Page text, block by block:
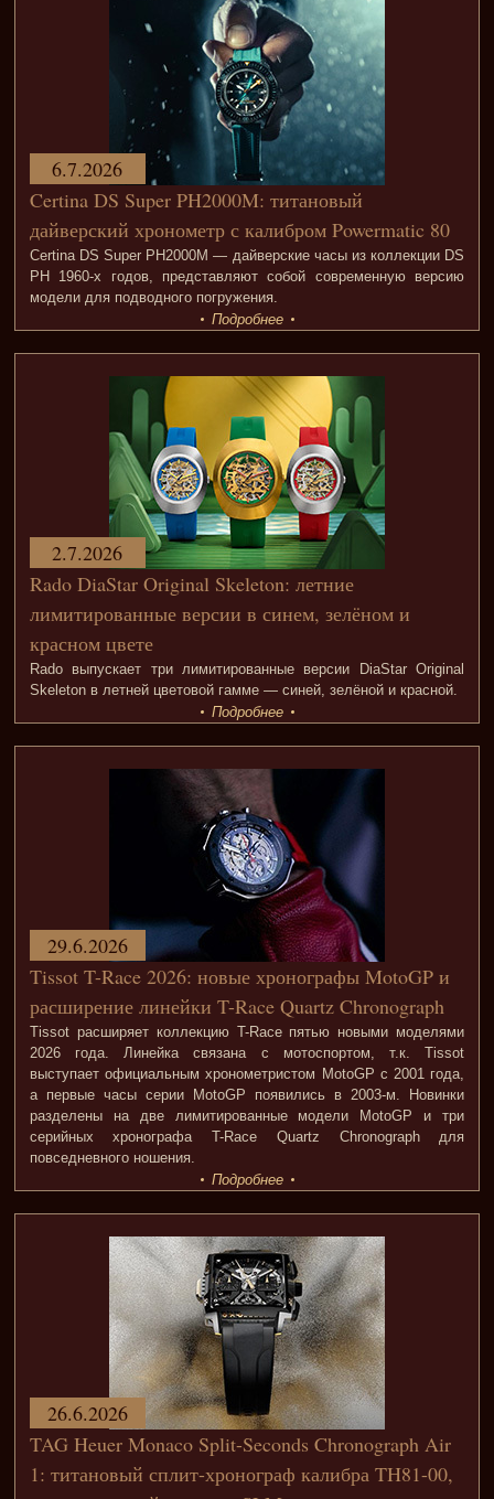
Certina DS Super PH2000M: титановый
дайверский хронометр с калибром Powermatic 80
Certina DS Super PH2000M — дайверские часы из коллекции DS
PH 1960-х годов, представляют собой современную версию
модели для подводного погружения.
6.7.2026
Подробнее
Rado DiaStar Original Skeleton: летние
лимитированные версии в синем, зелёном и
красном цвете
Rado выпускает три лимитированные версии DiaStar Original
Skeleton в летней цветовой гамме — синей, зелёной и красной.
2.7.2026
Подробнее
Tissot T-Race 2026: новые хронографы MotoGP и
расширение линейки T-Race Quartz Chronograph
Tissot расширяет коллекцию T-Race пятью новыми моделями
2026 года. Линейка связана с мотоспортом, т.к. Tissot
выступает официальным хронометристом MotoGP с 2001 года,
а первые часы серии MotoGP появились в 2003-м. Новинки
разделены на две лимитированные модели MotoGP и три
серийных хронографа T-Race Quartz Chronograph для
повседневного ношения.
29.6.2026
Подробнее
TAG Heuer Monaco Split-Seconds Chronograph Air
1: титановый сплит-хронограф калибра TH81-00,
26.6.2026